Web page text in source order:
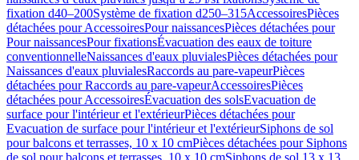
fixation d40–200Système de fixation d250–315AccessoiresPièces
détachées pour AccessoiresPour naissancesPièces détachées pour
Pour naissancesPour fixationsÉvacuation des eaux de toiture
conventionnelleNaissances d'eaux pluvialesPièces détachées pour
Naissances d'eaux pluvialesRaccords au pare-vapeurPièces
détachées pour Raccords au pare-vapeurAccessoiresPièces
détachées pour AccessoiresÉvacuation des solsEvacuation de
surface pour l'intérieur et l'extérieurPièces détachées pour
Evacuation de surface pour l'intérieur et l'extérieurSiphons de sol
pour balcons et terrasses, 10 x 10 cmPièces détachées pour Siphons
de sol pour balcons et terrasses, 10 x 10 cmSiphons de sol 13 x 13